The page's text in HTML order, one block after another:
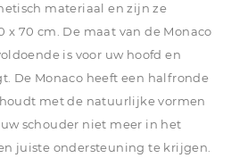
materiaal en zijn ze
70 cm. De maat van de Monaco
is voor uw hoofd en
De Monaco heeft een halfronde
met de natuurlijke vormen
schouder niet meer in het
juiste ondersteuning te krijgen.